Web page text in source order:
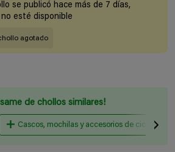
se publicó hace más de 7 días,
esté disponible
agotado
de chollos similares!
Cascos, mochilas y accesorios de ciclismo